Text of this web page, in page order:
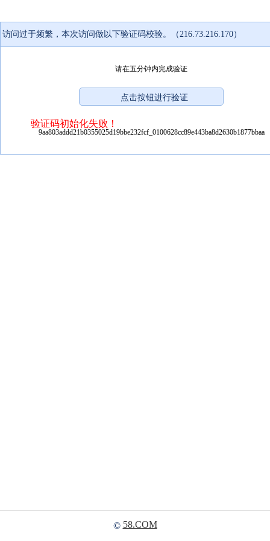
访问过于频繁，本次访问做以下验证码校验。（216.73.216.170）
请在五分钟内完成验证
验证码初始化失败！
9aa803addd21b0355025d19bbe232fcf_0100628cc89e443ba8d2630b1877bbaa
© 58.COM